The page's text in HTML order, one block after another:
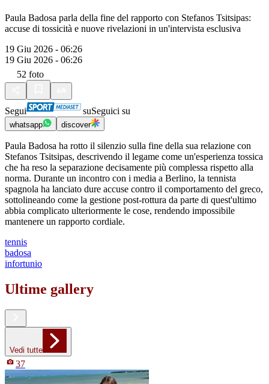
Paula Badosa parla della fine del rapporto con Stefanos Tsitsipas:
accuse di tossicità e nuove rivelazioni in un'intervista esclusiva
19 Giu 2026 - 06:26
19 Giu 2026 - 06:26
52 foto
Segui suSeguici su
whatsapp discover
Paula Badosa ha rotto il silenzio sulla fine della sua relazione con
Stefanos Tsitsipas, descrivendo il legame come un'esperienza tossica
che ha reso la separazione decisamente più complessa rispetto alla
norma. Durante un incontro con i media a Berlino, la tennista
spagnola ha lanciato dure accuse contro il comportamento del greco,
sottolineando come la gestione post-rottura da parte di quest'ultimo
abbia complicato ulteriormente le cose, rendendo impossibile
mantenere un rapporto cordiale.
tennis
badosa
infortunio
Ultime gallery
Vedi tutte
37